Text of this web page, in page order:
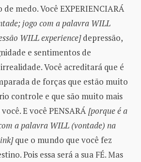
medo. Você EXPERIENCIARÁ
jogo com a palavra WILL
WILL experience]depressão,
e sentimentos de
Você acreditará que é
de forças que estão muito
controle e que são muito mais
E você PENSARÁ[porque é a
a palavra WILL (vontade) na
que o mundo que você fez
Pois essa será a sua FÉ. Mas